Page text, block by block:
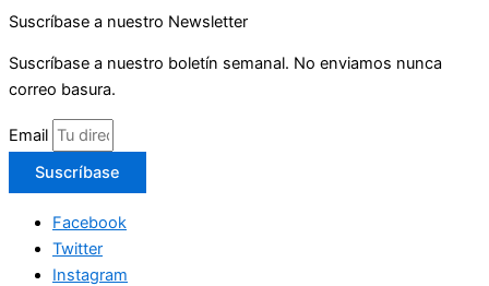
Suscríbase a nuestro Newsletter
Suscríbase a nuestro boletín semanal. No enviamos nunca
correo basura.
Email
Suscríbase
Facebook
Twitter
Instagram